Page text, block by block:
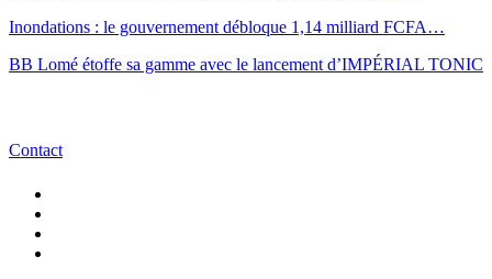
Inondations : le gouvernement débloque 1,14 milliard FCFA…
BB Lomé étoffe sa gamme avec le lancement d’IMPÉRIAL TONIC
Contact